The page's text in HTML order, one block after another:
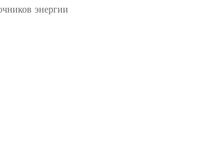
энергии